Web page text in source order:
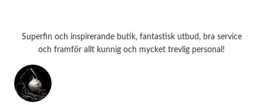
Superfin och inspirerande butik, fantastisk utbud, bra service
och framför allt kunnig och mycket trevlig personal!